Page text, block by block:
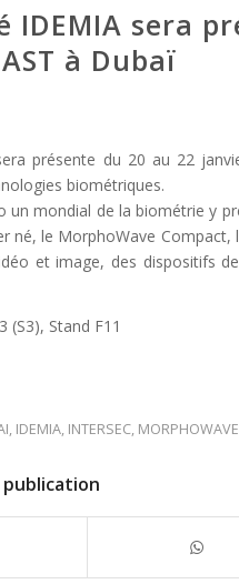
IDEMIA sera
à Dubaï
présente du 20 au 22
biométriques.
un mondial de la biométrie y
né, le MorphoWave Compact,
et image, des dispositifs
(S3), Stand F11
, IDEMIA, INTERSEC,